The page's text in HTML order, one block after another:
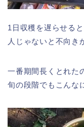
1日収穫を遅らせる
人じゃないと不向き
一番期間長くとれた
旬の段階でもこんな